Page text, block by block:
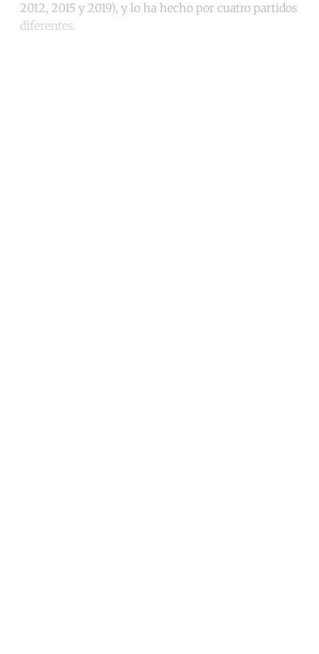
2012, 2015 y 2019), y lo ha hecho por cuatro partidos
diferentes.